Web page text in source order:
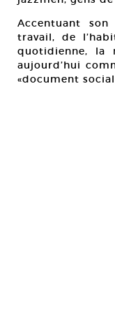
Accentuant
travail, de
quotidienne, la
aujourd’hui
«document